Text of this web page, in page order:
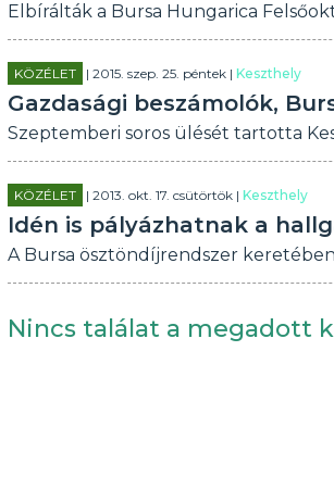
Elbírálták a Bursa Hungarica
KÖZÉLET | 2015. szep. 25. péntek | Keszthely
Gazdasági beszámolók,
Szeptemberi soros ülését tartotta
KÖZÉLET | 2013. okt. 17. csütörtök | Keszthely
Idén is pályázhatnak a
A Bursa ösztöndíjrendszer
Nincs találat a megadott